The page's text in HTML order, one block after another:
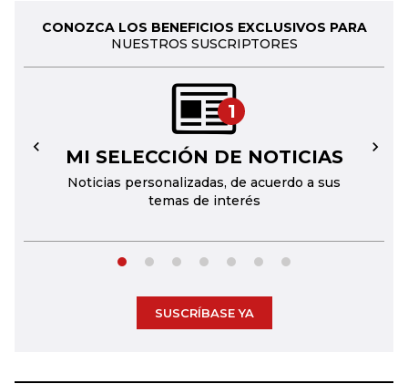
CONOZCA LOS BENEFICIOS EXCLUSIVOS PARA
NUESTROS SUSCRIPTORES
1
MI SELECCIÓN DE NOTICIAS
Noticias personalizadas, de acuerdo a sus
temas de interés
← →
SUSCRÍBASE YA